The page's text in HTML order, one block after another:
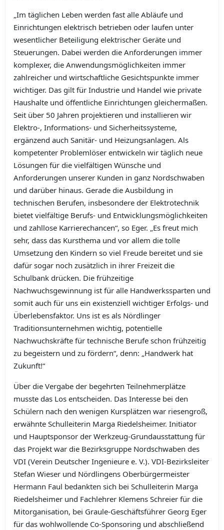
„Im täglichen Leben werden fast alle Abläufe und
Einrichtungen elektrisch betrieben oder laufen unter
wesentlicher Beteiligung elektrischer Geräte und
Steuerungen. Dabei werden die Anforderungen immer
komplexer, die Anwendungsmöglichkeiten immer
zahlreicher und wirtschaftliche Gesichtspunkte immer
wichtiger. Das gilt für Industrie und Handel wie private
Haushalte und öffentliche Einrichtungen gleichermaßen.
Seit über 50 Jahren projektieren und installieren wir
Elektro-, Informations- und Sicherheitssysteme,
ergänzend auch Sanitär- und Heizungsanlagen. Als
kompetenter Problemlöser entwickeln wir täglich neue
Lösungen für die vielfältigen Wünsche und
Anforderungen unserer Kunden in ganz Nordschwaben
und darüber hinaus. Gerade die Ausbildung in
technischen Berufen, insbesondere der Elektrotechnik
bietet vielfältige Berufs- und Entwicklungsmöglichkeiten
und zahllose Karrierechancen“, so Eger. „Es freut mich
sehr, dass das Kursthema und vor allem die tolle
Umsetzung den Kindern so viel Freude bereitet und sie
dafür sogar noch zusätzlich in ihrer Freizeit die
Schulbank drücken. Die frühzeitige
Nachwuchsgewinnung ist für alle Handwerkssparten und
somit auch für uns ein existenziell wichtiger Erfolgs- und
Überlebensfaktor. Uns ist es als Nördlinger
Traditionsunternehmen wichtig, potentielle
Nachwuchskräfte für technische Berufe schon frühzeitig
zu begeistern und zu fördern“, denn: „Handwerk hat
Zukunft!“
Über die Vergabe der begehrten Teilnehmerplätze
musste das Los entscheiden. Das Interesse bei den
Schülern nach den wenigen Kursplätzen war riesengroß,
erwähnte Schulleiterin Marga Riedelsheimer. Initiator
und Hauptsponsor der Werkzeug-Grundausstattung für
das Projekt war die Bezirksgruppe Nordschwaben des
VDI (Verein Deutscher Ingenieure e. V.). VDI-Bezirksleiter
Stefan Wieser und Nördlingens Oberbürgermeister
Hermann Faul bedankten sich bei Schulleiterin Marga
Riedelsheimer und Fachlehrer Klemens Schreier für die
Mitorganisation, bei Graule-Geschäftsführer Georg Eger
für das wohlwollende Co-Sponsoring und abschließend